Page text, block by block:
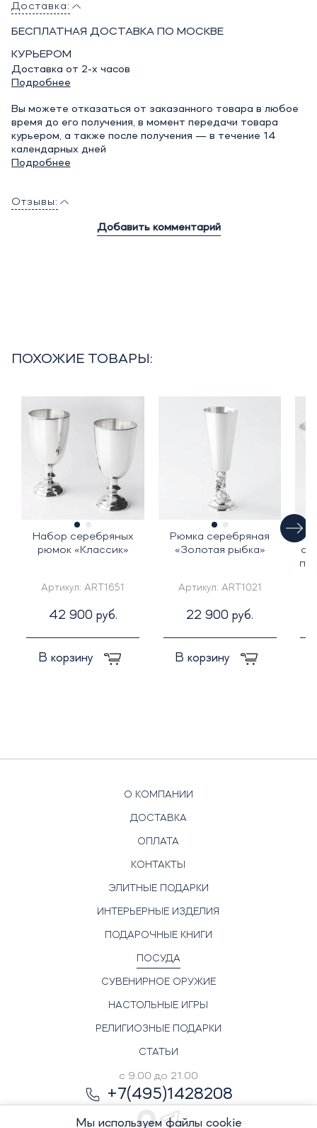
Доставка:
БЕСПЛАТНАЯ ДОСТАВКА ПО МОСКВЕ
КУРЬЕРОМ
Доставка от 2-х часов
Подробнее
Вы можете отказаться от заказанного товара в любое
время до его получения, в момент передачи товара
курьером, а также после получения — в течение 14
календарных дней
Подробнее
Отзывы:
Добавить комментарий
ПОХОЖИЕ ТОВАРЫ:
Набор серебряных
рюмок «Классик»
Артикул: ART1651
42 900 руб.
В корзину
Рюмка серебряная
«Золотая рыбка»
Артикул: ART1021
22 900 руб.
В корзину
О КОМПАНИИ
ДОСТАВКА
ОПЛАТА
КОНТАКТЫ
ЭЛИТНЫЕ ПОДАРКИ
ИНТЕРЬЕРНЫЕ ИЗДЕЛИЯ
ПОДАРОЧНЫЕ КНИГИ
ПОСУДА
СУВЕНИРНОЕ ОРУЖИЕ
НАСТОЛЬНЫЕ ИГРЫ
РЕЛИГИОЗНЫЕ ПОДАРКИ
СТАТЬИ
с 9.00 до 21.00
+7(495)1428208
Мы используем файлы cookie